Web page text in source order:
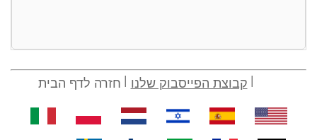
קבוצת הפייסבוק שלנו חזרה לדף הבית